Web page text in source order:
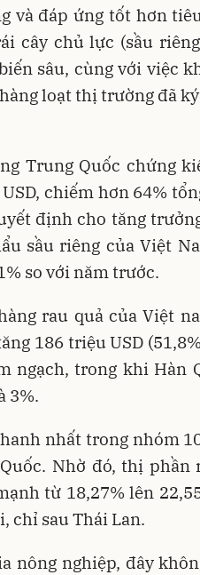
và đáp ứng tốt hơn
cây chủ lực (sầu
sâu, cùng với việc
loạt thị trường đã
Trung Quốc chứng
chiếm hơn 64%
định cho tăng
sầu riêng của Việt
so với năm trước.
rau quả của Việt
186 triệu USD
ngạch, trong khi Hàn
3%.
nhất trong nhóm
Nhờ đó, thị phần
từ 18,27% lên
chỉ sau Thái Lan.
nông nghiệp, đây